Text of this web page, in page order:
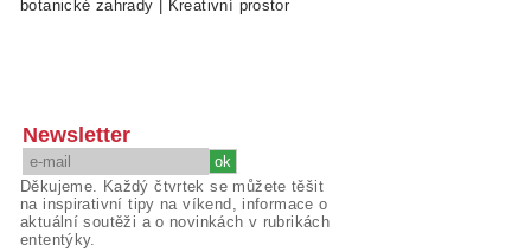
botanické zahrady | Kreativní prostor
Newsletter
Děkujeme. Každý čtvrtek se můžete těšit
na inspirativní tipy na víkend, informace o
aktuální soutěži a o novinkách v rubrikách
ententýky.